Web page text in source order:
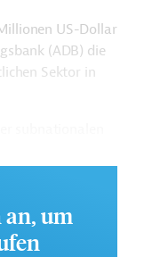
US-Dollar
(ADB) die
Sektor in
Webseite der
an, um